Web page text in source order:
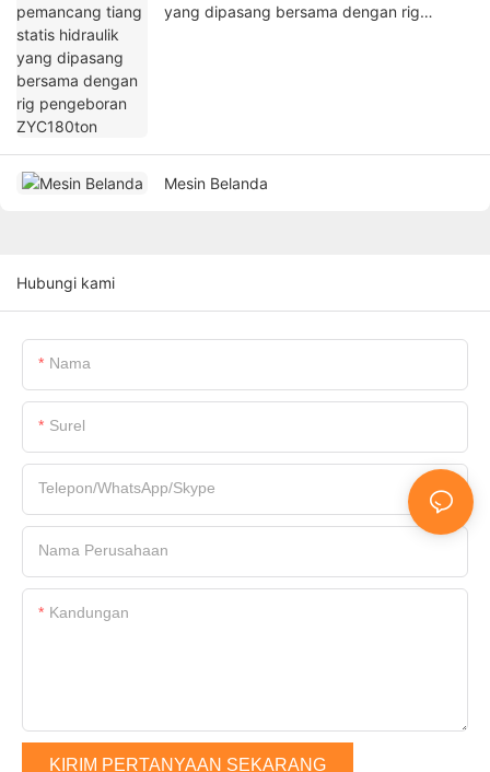
yang dipasang bersama dengan rig
Mesin Belanda
Hubungi kami
Nama
Surel
Telepon/WhatsApp/Skype
Nama Perusahaan
Kandungan
KIRIM PERTANYAAN SEKARANG